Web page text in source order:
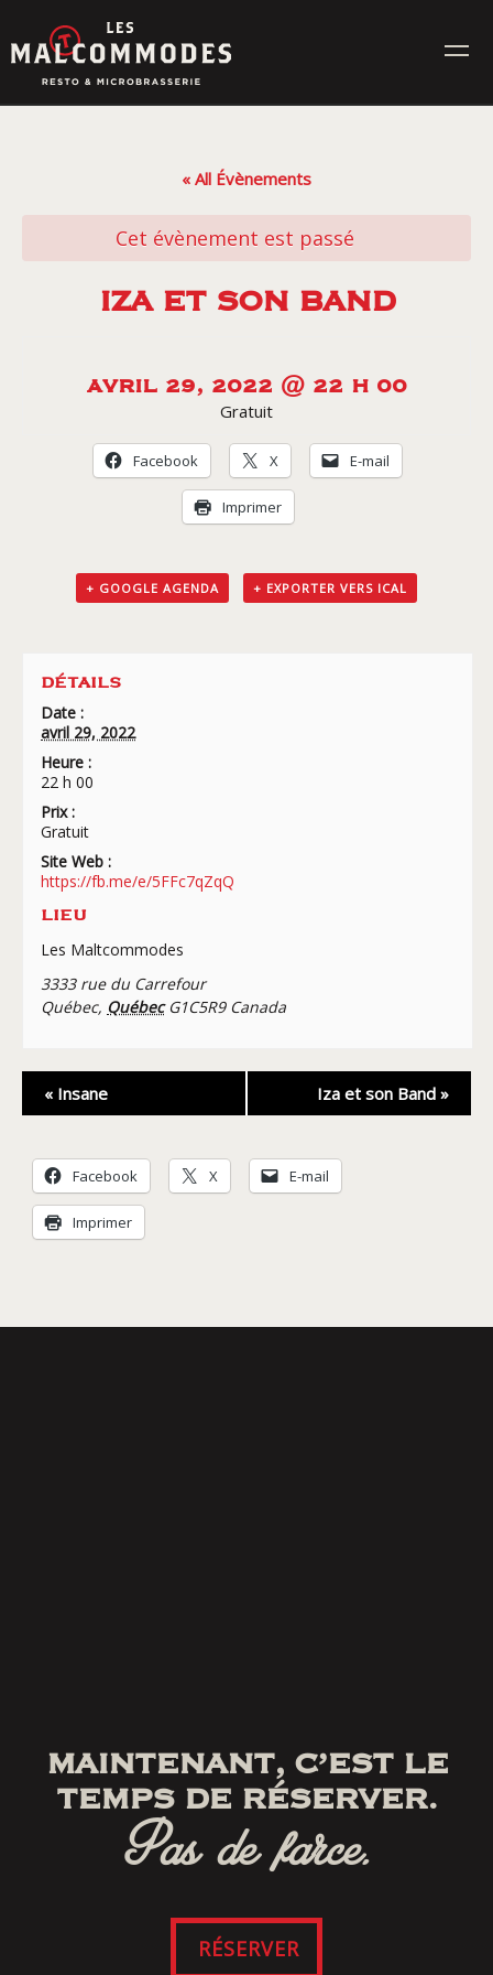
to
content
CONTACT
Livraison
« All Évènements
Cet évènement est passé
IZA ET SON BAND
AVRIL 29, 2022 @ 22 H 00
Gratuit
Facebook X E-mail
Imprimer
+ GOOGLE AGENDA + EXPORTER VERS ICAL
DÉTAILS
Date :
avril 29, 2022
Heure :
22 h 00
Prix :
Gratuit
Site Web :
https://fb.me/e/5FFc7qZqQ
LIEU
Les Maltcommodes
3333 rue du Carrefour
Québec, Québec G1C5R9 Canada
Navigation
Évènement
« Insane Iza et son Band »
Facebook X E-mail
Imprimer
MAINTENANT, C’EST LE
TEMPS DE RÉSERVER.
Pas de farce.
RÉSERVER